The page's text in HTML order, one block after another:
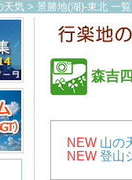
天気 > 景勝地(湖)-東北 一覧
森吉
NEW 山の
NEW 登山